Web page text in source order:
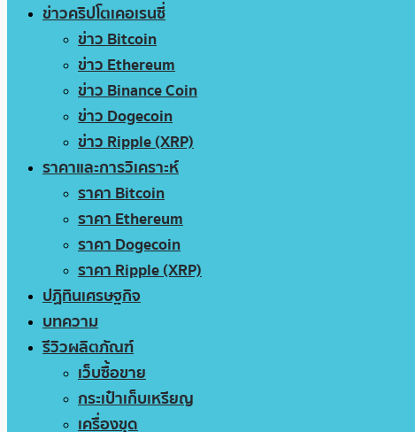
ข่าวคริปโตเคอเรนซี่
ข่าว Bitcoin
ข่าว Ethereum
ข่าว Binance Coin
ข่าว Dogecoin
ข่าว Ripple (XRP)
ราคาและการวิเคราะห์
ราคา Bitcoin
ราคา Ethereum
ราคา Dogecoin
ราคา Ripple (XRP)
ปฏิทินเศรษฐกิจ
บทความ
รีวิวผลิตภัณฑ์
เว็บซื้อขาย
กระเป๋าเก็บเหรียญ
เครื่องขุด